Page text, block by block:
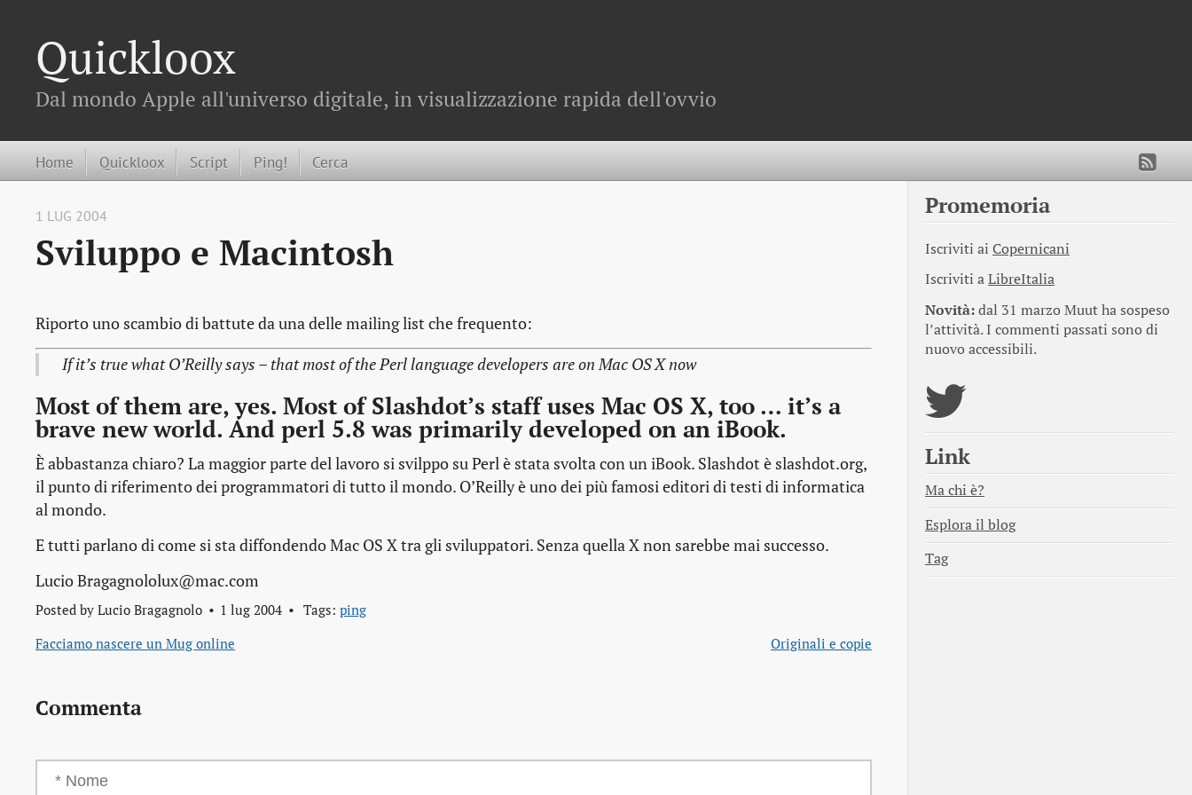
Quickloox
Dal mondo Apple all'universo digitale, in visualizzazione rapida dell'ovvio
Home Quickloox Script Ping! Cerca
1 LUG 2004
Sviluppo e Macintosh
Riporto uno scambio di battute da una delle mailing list che frequento:
If it’s true what O’Reilly says – that most of the Perl language developers are on Mac OS X now
Most of them are, yes. Most of Slashdot’s staff uses Mac OS X, too … it’s a
brave new world. And perl 5.8 was primarily developed on an iBook.
È abbastanza chiaro? La maggior parte del lavoro si svilppo su Perl è stata svolta con un iBook. Slashdot è slashdot.org,
il punto di riferimento dei programmatori di tutto il mondo. O’Reilly è uno dei più famosi editori di testi di informatica
al mondo.
E tutti parlano di come si sta diffondendo Mac OS X tra gli sviluppatori. Senza quella X non sarebbe mai successo.
Lucio Bragagnololux@mac.com
Posted by Lucio Bragagnolo 1 lug 2004 Tags: ping
Facciamo nascere un Mug online
Originali e copie
Commenta
Promemoria
Iscriviti ai Copernicani
Iscriviti aLibreItalia
Novità:dal 31 marzo Muut ha sospeso
l’attività. I commenti passati sono di
nuovo accessibili.
Link
Ma chi è?
Esplora il blog
Tag